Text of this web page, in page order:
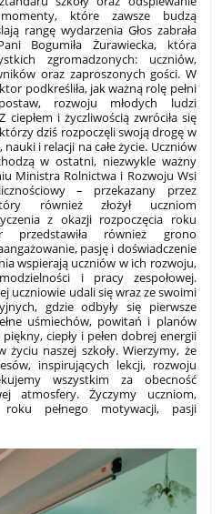
które zawsze budzą
rangę wydarzenia Głos zabrała
Bogumiła Żurawiecka, która
zgromadzonych: uczniów,
oraz zaproszonych gości. W
podkreśliła, jak ważną rolę pełni
rozwoju młodych ludzi
ciepłem i życzliwością zwróciła się
dziś rozpoczęli swoją drogę w
i relacji na całe życie. Uczniów
w ostatni, niezwykle ważny
Ministra Rolnictwa i Rozwoju Wsi
– przekazany przez
również złożył uczniom
z okazji rozpoczęcia roku
przedstawiła również grono
pasję i doświadczenie
wspierają uczniów w ich rozwoju,
i pracy zespołowej.
uczniowie udali się wraz ze swoimi
gdzie odbyły się pierwsze
uśmiechów, powitań i planów
piękny, ciepły i pełen dobrej energii
życiu naszej szkoły. Wierzymy, że
inspirujących lekcji, rozwoju
wszystkim za obecność
atmosfery. Życzymy uczniom,
pełnego motywacji, pasji